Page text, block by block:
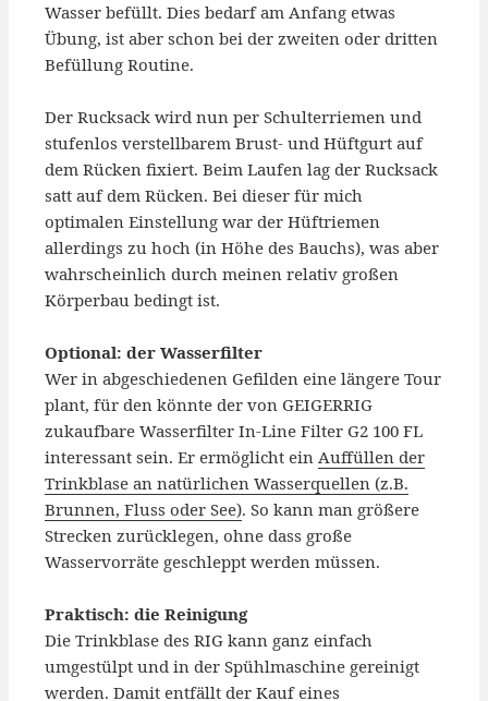
Wasser befüllt. Dies bedarf am Anfang etwas
Übung, ist aber schon bei der zweiten oder dritten
Befüllung Routine.
Der Rucksack wird nun per Schulterriemen und
stufenlos verstellbarem Brust- und Hüftgurt auf
dem Rücken fixiert. Beim Laufen lag der Rucksack
satt auf dem Rücken. Bei dieser für mich
optimalen Einstellung war der Hüftriemen
allerdings zu hoch (in Höhe des Bauchs), was aber
wahrscheinlich durch meinen relativ großen
Körperbau bedingt ist.
Optional: der Wasserfilter
Wer in abgeschiedenen Gefilden eine längere Tour
plant, für den könnte der von GEIGERRIG
zukaufbare Wasserfilter In-Line Filter G2 100 FL
interessant sein. Er ermöglicht einAuffüllen der
Trinkblase an natürlichen Wasserquellen (z.B.
Brunnen, Fluss oder See). So kann man größere
Strecken zurücklegen, ohne dass große
Wasservorräte geschleppt werden müssen.
Praktisch: die Reinigung
Die Trinkblase des RIG kann ganz einfach
umgestülpt und in der Spühlmaschine gereinigt
werden. Damit entfällt der Kauf eines